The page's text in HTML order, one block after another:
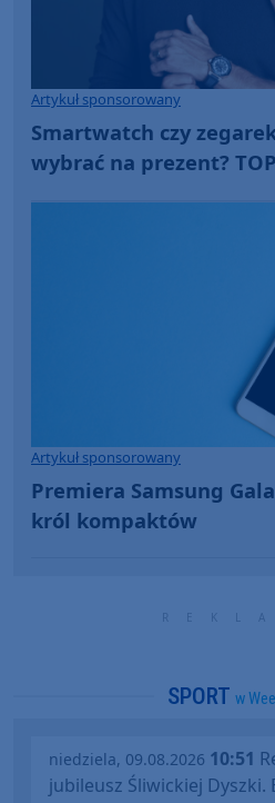
Artykuł sponsorowany
Smartwatch czy
wybrać na prezent?
Artykuł sponsorowany
Premiera Samsung
król kompaktów
SPORT w
niedziela, 09.08.2026 10:51
jubileusz Śliwickiej